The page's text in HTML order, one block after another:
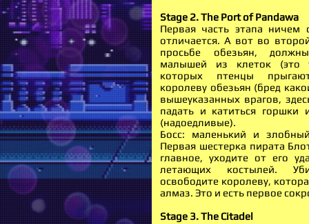
Stage 2. The Port of Pandawa
Первая часть этапа ничем
отличается. А вот во
просьбе обезьян,
малышей из клеток (это
которых птенцы
королеву обезьян (бред
вышеуказанных врагов,
падать и катиться горшки
(надоедливые).
Босс: маленький и
Первая шестерка пирата
главное, уходите от его
летающих костылей.
освободите королеву,
алмаз. Это и есть первое
Stage 3. The Citadel